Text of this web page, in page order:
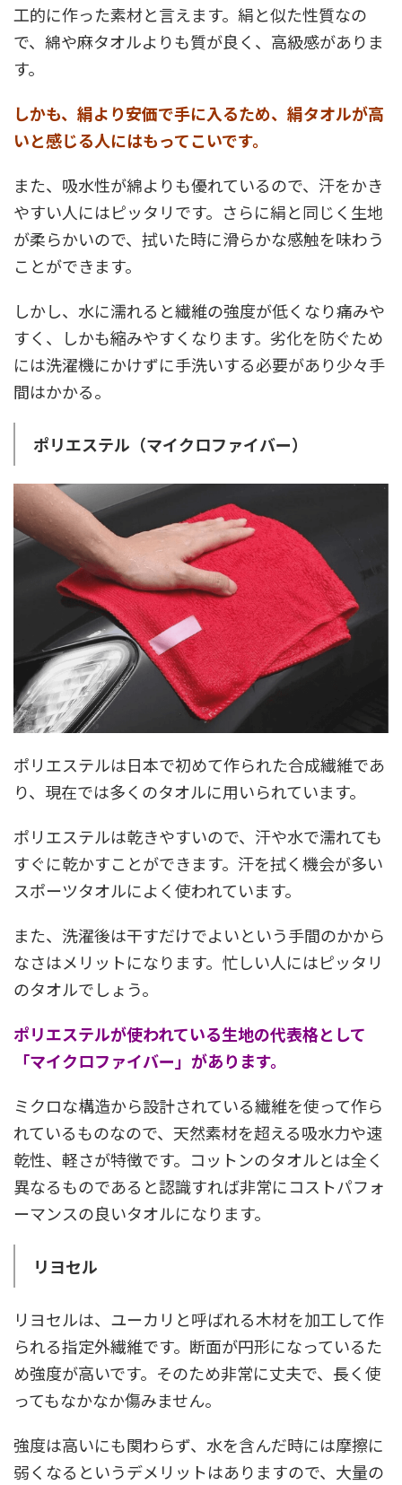
工的に作った素材と言えます。絹と似た性質なの
で、綿や麻タオルよりも質が良く、高級感がありま
す。
しかも、絹より安価で手に入るため、絹タオルが高
いと感じる人にはもってこいです。
また、吸水性が綿よりも優れているので、汗をかき
やすい人にはピッタリです。さらに絹と同じく生地
が柔らかいので、拭いた時に滑らかな感触を味わう
ことができます。
しかし、水に濡れると繊維の強度が低くなり痛みや
すく、しかも縮みやすくなります。劣化を防ぐため
には洗濯機にかけずに手洗いする必要があり少々手
間はかかる。
ポリエステル（マイクロファイバー）
ポリエステルは日本で初めて作られた合成繊維であ
り、現在では多くのタオルに用いられています。
ポリエステルは乾きやすいので、汗や水で濡れても
すぐに乾かすことができます。汗を拭く機会が多い
スポーツタオルによく使われています。
また、洗濯後は干すだけでよいという手間のかから
なさはメリットになります。忙しい人にはピッタリ
のタオルでしょう。
ポリエステルが使われている生地の代表格として
「マイクロファイバー」があります。
ミクロな構造から設計されている繊維を使って作ら
れているものなので、天然素材を超える吸水力や速
乾性、軽さが特徴です。コットンのタオルとは全く
異なるものであると認識すれば非常にコストパフォ
ーマンスの良いタオルになります。
リヨセル
リヨセルは、ユーカリと呼ばれる木材を加工して作
られる指定外繊維です。断面が円形になっているた
め強度が高いです。そのため非常に丈夫で、長く使
ってもなかなか傷みません。
強度は高いにも関わらず、水を含んだ時には摩擦に
弱くなるというデメリットはありますので、大量の